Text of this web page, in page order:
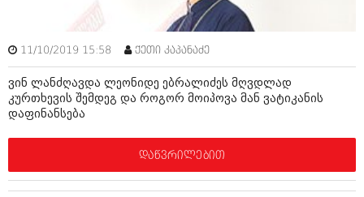
დეკემბერი 2017 (243)
ოქტომბერი 2017 (231)
აგვისტო 2017 (212)
ივლისი 2017 (233)
ივნისი 2017 (265)
მაისი 2017 (216)
აპრილი 2017 (220)
მარტი 2017 (212)
11/10/2019 15:58 ქეთი კაპანაძე
ვინ ლანძღავდა ლეონიდე ებრალიძეს მღვდლად
კურთხევის შემდეგ და როგორ მოიპოვა მან ვატიკანის
დაფინანსება
დაწვრილებით